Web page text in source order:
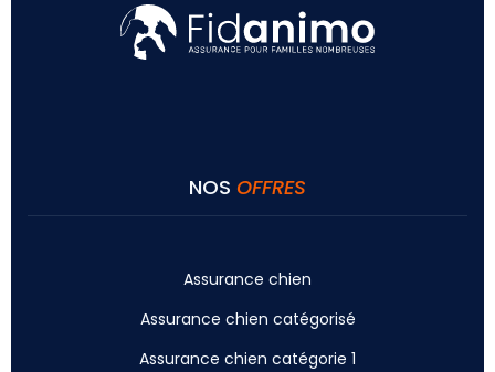
NOS OFFRES
Assurance chien
Assurance chien catégorisé
Assurance chien catégorie 1